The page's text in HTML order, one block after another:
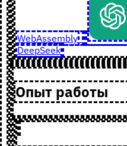
WebAssembly
DeepSeek
Опыт работы